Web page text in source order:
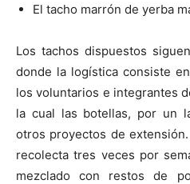
El tacho marrón de yerba
Los tachos dispuestos
donde la logística consiste
los voluntarios e integrantes
la cual las botellas, por un
otros proyectos de
recolecta tres veces por
mezclado con restos de